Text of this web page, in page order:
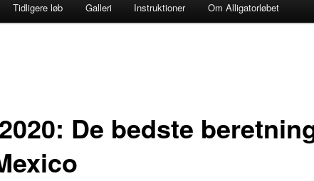
Tidligere løb Galleri Instruktioner Om Alligatorløbet
De bedste